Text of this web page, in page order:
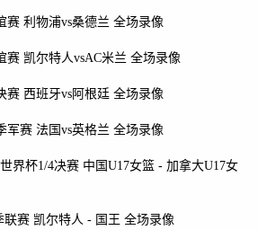
赛 利物浦vs桑德兰 全场录像
赛 凯尔特人vsAC米兰 全场录像
赛 西班牙vs阿根廷 全场录像
军赛 法国vs英格兰 全场录像
界杯1/4决赛 中国U17女篮 - 加拿大U17女
联赛 凯尔特人 - 国王 全场录像